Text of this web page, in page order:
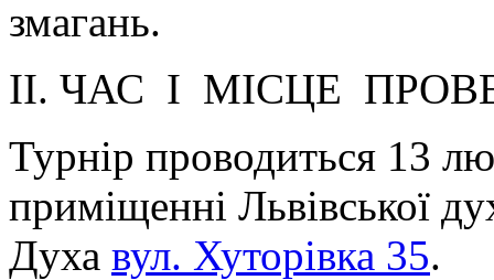
змагань.
ІІ. ЧАС І МІСЦЕ
Турнір проводиться 13
приміщенні Львівської
Духа вул. Хуторівка 35.